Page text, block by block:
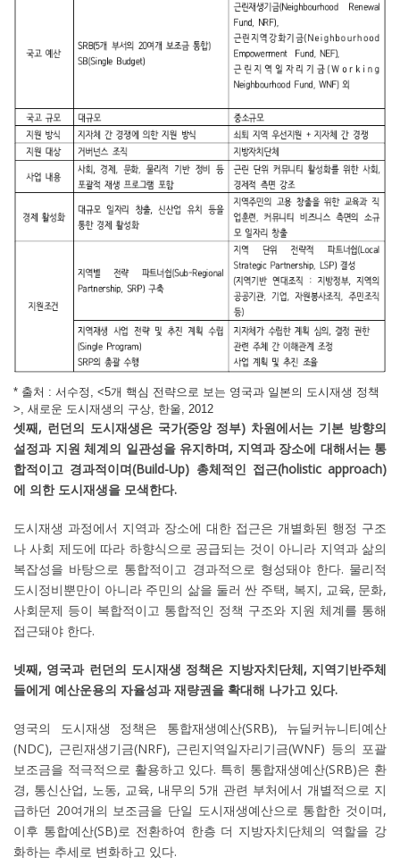
* 출처 : 서수정, <5개 핵심 전략으로 보는 영국과 일본의 도시재생 정책
>, 새로운 도시재생의 구상, 한울, 2012
셋째, 런던의 도시재생은 국가(중앙 정부) 차원에서는 기본 방향의
설정과 지원 체계의 일관성을 유지하며, 지역과 장소에 대해서는 통
합적이고 경과적이며(Build-Up) 총체적인 접근(holistic approach)
에 의한 도시재생을 모색한다.
도시재생 과정에서 지역과 장소에 대한 접근은 개별화된 행정 구조
나 사회 제도에 따라 하향식으로 공급되는 것이 아니라 지역과 삶의
복잡성을 바탕으로 통합적이고 경과적으로 형성돼야 한다. 물리적
도시정비뿐만이 아니라 주민의 삶을 둘러 싼 주택, 복지, 교육, 문화,
사회문제 등이 복합적이고 통합적인 정책 구조와 지원 체계를 통해
접근돼야 한다.
넷째, 영국과 런던의 도시재생 정책은 지방자치단체, 지역기반주체
들에게 예산운용의 자율성과 재량권을 확대해 나가고 있다.
영국의 도시재생 정책은 통합재생예산(SRB), 뉴딜커뉴니티예산
(NDC), 근린재생기금(NRF), 근린지역일자리기금(WNF) 등의 포괄
보조금을 적극적으로 활용하고 있다. 특히 통합재생예산(SRB)은 환
경, 통신산업, 노동, 교육, 내무의 5개 관련 부처에서 개별적으로 지
급하던 20여개의 보조금을 단일 도시재생예산으로 통합한 것이며,
이후 통합예산(SB)로 전환하여 한층 더 지방자치단체의 역할을 강
화하는 추세로 변화하고 있다.